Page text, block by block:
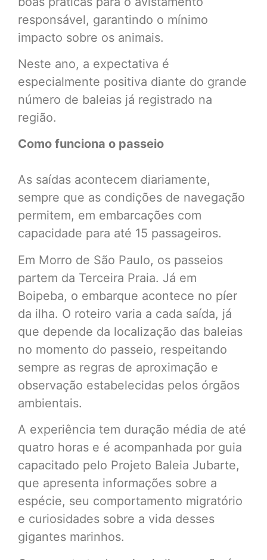
responsável, garantindo o mínimo
impacto sobre os animais.
Neste ano, a expectativa é
especialmente positiva diante do grande
número de baleias já registrado na
região.
Como funciona o passeio
As saídas acontecem diariamente,
sempre que as condições de navegação
permitem, em embarcações com
capacidade para até 15 passageiros.
Em Morro de São Paulo, os passeios
partem da Terceira Praia. Já em
Boipeba, o embarque acontece no píer
da ilha. O roteiro varia a cada saída, já
que depende da localização das baleias
no momento do passeio, respeitando
sempre as regras de aproximação e
observação estabelecidas pelos órgãos
ambientais.
A experiência tem duração média de até
quatro horas e é acompanhada por guia
capacitado pelo Projeto Baleia Jubarte,
que apresenta informações sobre a
espécie, seu comportamento migratório
e curiosidades sobre a vida desses
gigantes marinhos.